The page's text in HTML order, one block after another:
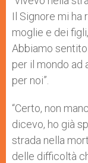
Il Signore mi ha
moglie e dei
Abbiamo
per il mondo ad
per noi”.
“Certo, non
dicevo, ho già
strada nella
delle difficoltà